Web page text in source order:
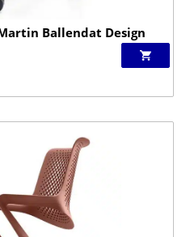
Ballendat Design